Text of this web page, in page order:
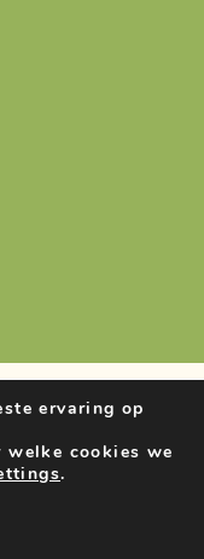
ervaring op
welke cookies we
.